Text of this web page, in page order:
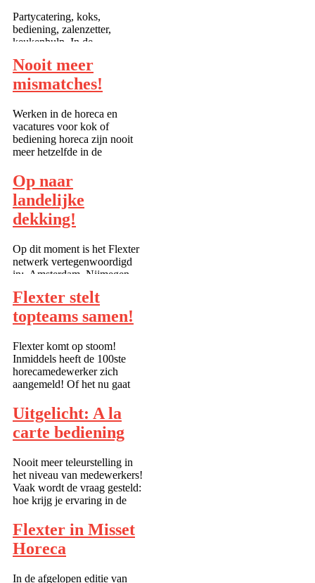
Partycatering, koks,
bediening, zalenzetter,
keukenhulp. In de
Flexter als volgt ingedeeld:
zoek dus direct op
vaardigheden van
meer teleurgesteld in het
niveau van
oproepmedewerkers....
Nooit meer
mismatches!
Werken in de horeca en
vacatures voor kok of
bediening horeca zijn nooit
meer hetzelfde in de
restaurant. Want voor koks,
bediening en
cateringmedewerkers is er nu
www.flexter.nl. Een uitkomst
om de meeste f...
Op naar
landelijke
dekking!
Op dit moment is het Flexter
netwerk vertegenwoordigd
in: Amsterdam, Nijmegen,
Rotterdam, Ijsselstein,
Gaanderen, Ede, Zevenaar,
Leusden, Huissen,
Serooskerke, Oosterhout,
Weert, Zoetermeer, V...
Flexter stelt
topteams samen!
Flexter komt op stoom!
Inmiddels heeft de 100ste
horecamedewerker zich
aangemeld! Of het nu gaat
bevlogen demonstratiekoks
voor een
apparatuurproducent, voor het
kookdemonstraties.
Spoedplanning van
horecapers...
Uitgelicht: A la
carte bediening
Nooit meer teleurstelling in
het niveau van medewerkers!
Vaak wordt de vraag gesteld:
hoe krijg je ervaring in de
voor stapje meer te leren van
de bediening, het Flexter
talentbeheersysteem kent bij
Flexter in Misset
Horeca
In de afgelopen editie van